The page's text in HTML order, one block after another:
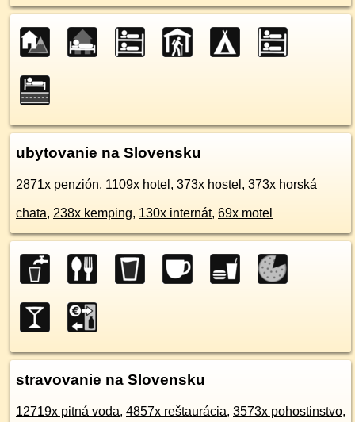
ubytovanie na Slovensku
2871x penzión, 1109x hotel , 373x hostel , 373x horská
chata, 238x kemping, 130x internát, 69x motel
stravovanie na Slovensku
12719x pitná voda, 4857x reštaurácia, 3573x pohostinstvo,